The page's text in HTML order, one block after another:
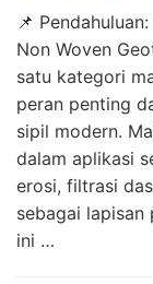
📌
Non Woven
satu kategori
peran penting
sipil modern.
dalam aplikasi
erosi, filtrasi
sebagai lapisan
ini …